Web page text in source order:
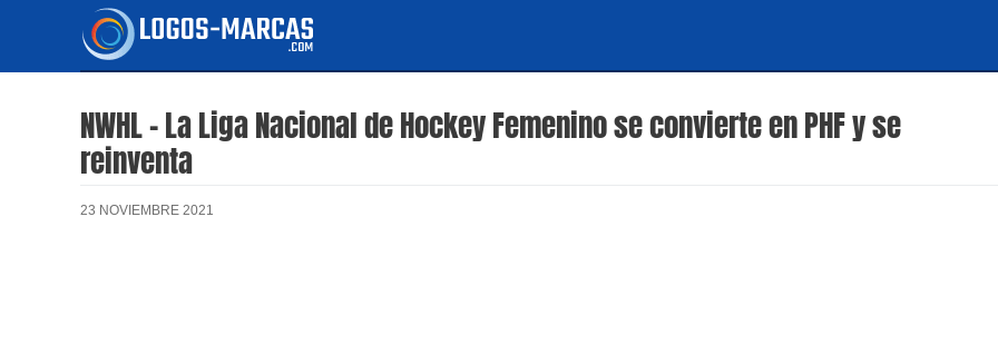
contenido
NWHL – La Liga Nacional de Hockey Femenino se convierte en PHF y se
reinventa
23 NOVIEMBRE 2021